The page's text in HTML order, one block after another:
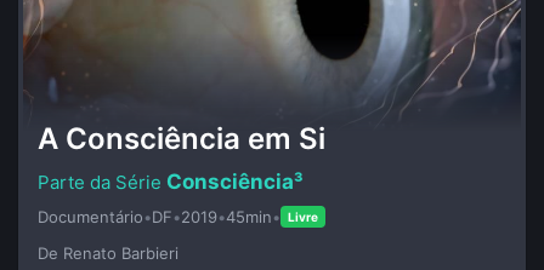
A Consciência em Si
Consciência³
Documentário•DF•2019•45min• Livre
De Renato Barbieri